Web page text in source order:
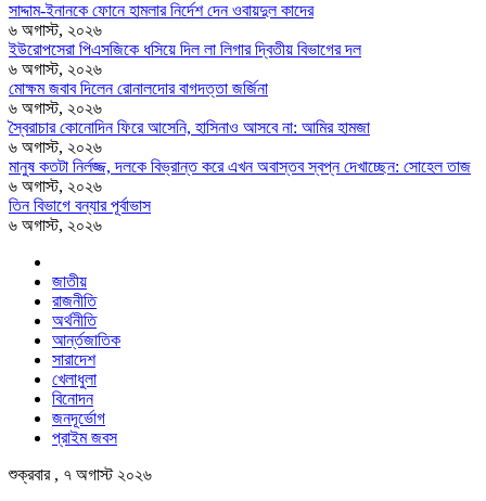
সাদ্দাম-ইনানকে ফোনে হামলার নির্দেশ দেন ওবায়দুল কাদের
৬ অগাস্ট, ২০২৬
ইউরোপসেরা পিএসজিকে ধসিয়ে দিল লা লিগার দ্বিতীয় বিভাগের দল
৬ অগাস্ট, ২০২৬
মোক্ষম জবাব দিলেন রোনালদোর বাগদত্তা জর্জিনা
৬ অগাস্ট, ২০২৬
স্বৈরাচার কোনোদিন ফিরে আসেনি, হাসিনাও আসবে না: আমির হামজা
৬ অগাস্ট, ২০২৬
মানুষ কতটা নির্লজ্জ, দলকে বিভ্রান্ত করে এখন অবাস্তব স্বপ্ন দেখাচ্ছেন: সোহেল তাজ
৬ অগাস্ট, ২০২৬
তিন বিভাগে বন্যার পূর্বাভাস
৬ অগাস্ট, ২০২৬
জাতীয়
রাজনীতি
অর্থনীতি
আর্ন্তজাতিক
সারাদেশ
খেলাধুলা
বিনোদন
জনদূর্ভোগ
প্রাইম জবস
শুক্রবার , ৭ অগাস্ট ২০২৬